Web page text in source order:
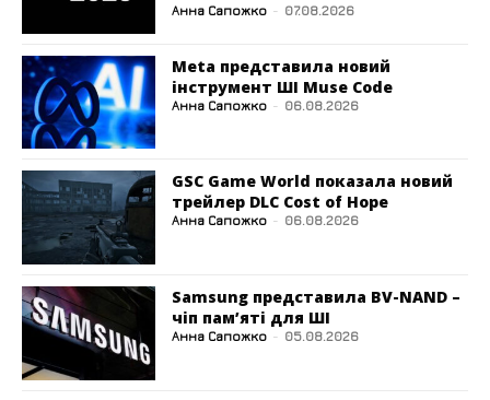
Анна Сапожко - 07.08.2026
Meta представила новий
інструмент ШІ Muse Code
Анна Сапожко - 06.08.2026
GSC Game World показала новий
трейлер DLC Cost of Hope
Анна Сапожко - 06.08.2026
Samsung представила BV-NAND –
чіп пам’яті для ШІ
Анна Сапожко - 05.08.2026